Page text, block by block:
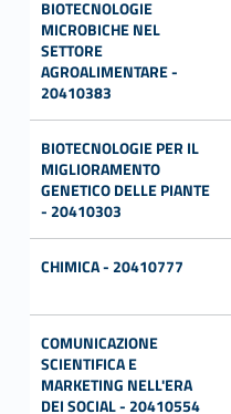
BIOTECNOLOGIE
MICROBICHE NEL
SETTORE
AGROALIMENTARE -
20410383
BIOTECNOLOGIE PER IL
MIGLIORAMENTO
GENETICO DELLE PIANTE
- 20410303
CHIMICA - 20410777
COMUNICAZIONE
SCIENTIFICA E
MARKETING NELL'ERA
DEI SOCIAL - 20410554